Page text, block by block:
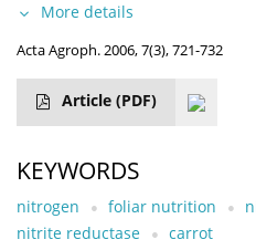
More details
Acta Agroph. 2006, 7(3), 721-732
Article (PDF)
KEYWORDS
nitrogen foliar nutrition
nitrite reductase
carrot